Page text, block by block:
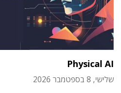
Physical AI
שלישי, 8 בספטמבר 2026